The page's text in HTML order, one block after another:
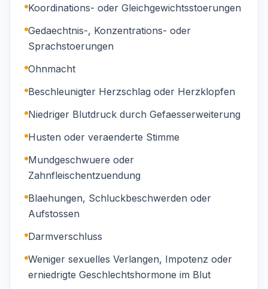
Koordinations- oder Gleichgewichtsstoerungen
Gedaechtnis-, Konzentrations- oder
Sprachstoerungen
Ohnmacht
Beschleunigter Herzschlag oder Herzklopfen
Niedriger Blutdruck durch Gefaesserweiterung
Husten oder veraenderte Stimme
Mundgeschwuere oder
Zahnfleischentzuendung
Blaehungen, Schluckbeschwerden oder
Aufstossen
Darmverschluss
Weniger sexuelles Verlangen, Impotenz oder
erniedrigte Geschlechtshormone im Blut